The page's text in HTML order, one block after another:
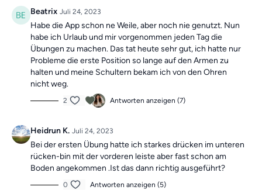
30-minütiges Training
Die Übungen bilden insgesamt ein Ganzkörpertraining mit
verschiedenen Schwerpunkten und sind somit die ideale
Grundlage für einschmerzfreies,
gesundesund bewegliches Leben.
denn die Übungseinheiten sind unabhängig voneinander.
In der Kategorie“Vergangene Trainings des
Tages”findest du jederzeitalle vergangen Einheiten.
Beatrix Juli 24, 2023
Habe die App schon ne Weile, aber noch nie genutzt. Nun
habe ich Urlaub und mir vorgenommen jeden Tag die
Übungen zu machen. Das tat heute sehr gut, ich hatte nur
Probleme die erste Position so lange auf den Armen zu
halten und meine Schultern bekam ich von den Ohren
nicht weg.
2 Antworten anzeigen (7)
Heidrun K. Juli 24, 2023
Bei der ersten Übung hatte ich starkes drücken im unteren
rücken-bin mit der vorderen leiste aber fast schon am
Boden angekommen .Ist das dann richtig ausgeführt?
0 Antworten anzeigen (5)